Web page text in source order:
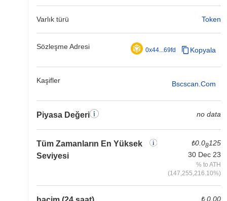
Varlık türü Token
Sözleşme Adresi 0x44...69fd Kopyala
Kaşifler Bscscan.com
Piyasa Değeri no data
Tüm Zamanların En Yüksek
Seviyesi
₺0.08125
30 Dec 23
% to ATH
(147,255,216.10%)
₺ 0.00